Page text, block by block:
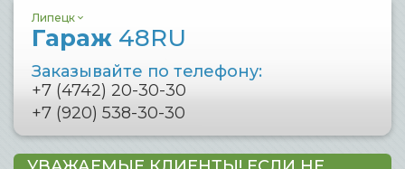
Липецк
Гараж 48RU
Заказывайте по телефону:
+7 (4742) 20-30-30
+7 (920) 538-30-30